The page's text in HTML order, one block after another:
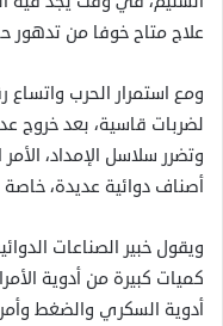
علاج متاح خوفا من تدهور
ومع استمرار الحرب
لضربات قاسية، بعد خروج
وتضرر سلاسل الإمداد،
أصناف دوائية عديدة، خاصة
ويقول خبير الصناعات
كميات كبيرة من أدوية
أدوية السكري والضغط